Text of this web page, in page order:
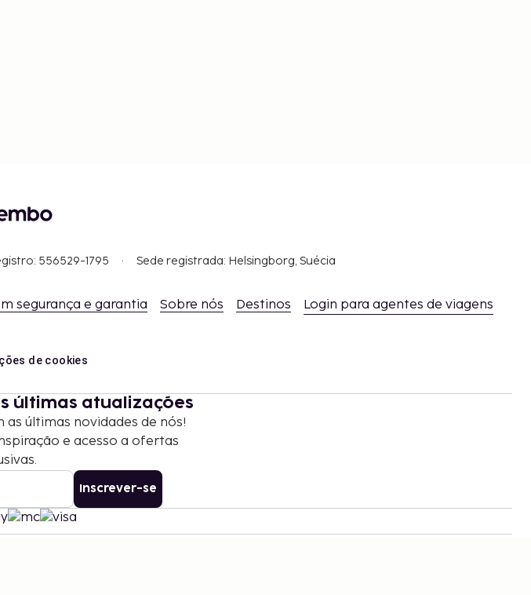
556529-1795 Sede registrada: Helsingborg, Suécia
segurança e garantia Sobre nós Destinos Login para agentes de viagens
de cookies
últimas atualizações
últimas novidades de nós!
e acesso a ofertas
Inscrever-se